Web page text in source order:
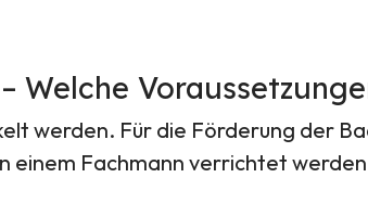
werden. Für die Förderung der
einem Fachmann verrichtet